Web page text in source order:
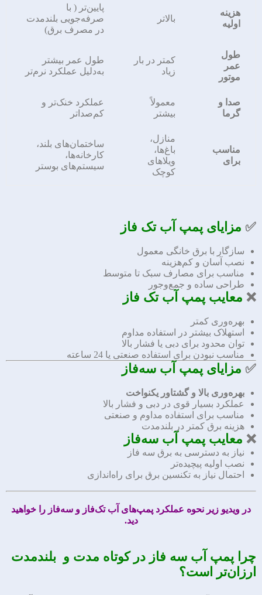
هزینه
اولیه
بالاتر
پایین‌تر ( با
صرفه‌جویی بلندمدت
در مصرف برق)
طول
عمر
موتور
کمتر در بار
زیاد
طول عمر بیشتر
به‌دلیل عملکرد نرم‌تر
صدا و
گرما
معمولاً
بیشتر
عملکرد خنک‌تر و
کم‌صداتر
مناسب
برای
منازل،
باغ‌ها،
ویلاهای
کوچک
ساختمان‌های بلند،
کارخانه‌ها،
سیستم‌های بوستر
✅ مزایای پمپ آب تک فاز
سازگار با برق خانگی معمول
نصب آسان و کم‌هزینه
مناسب برای مصارف سبک تا متوسط
طراحی ساده و جمع‌وجور
❌ معایب پمپ آب تک فاز
بهره‌وری کمتر
استهلاک بیشتر در استفاده مداوم
توان محدود برای دبی یا فشار بالا
مناسب نبودن برای استفاده صنعتی یا 24 ساعته
✅ مزایای پمپ آب سه‌فاز
بهره‌وری بالا و گشتاور یکنواخت
عملکرد بسیار قوی در دبی و فشار بالا
مناسب برای استفاده مداوم و صنعتی
هزینه برق کمتر در بلندمدت
❌ معایب پمپ آب سه‌فاز
نیاز به دسترسی به برق سه فاز
نصب اولیه پیچیده‌تر
احتمال نیاز به تکنسین برق برای راه‌اندازی
در ویدیو زیر نحوه عملکرد پمپ‌های آب تک‌فاز و سه‌فاز را خواهید
دید.
چرا پمپ آب سه فاز در کوتاه مدت و بلندمدت
ارزان‌تر است؟